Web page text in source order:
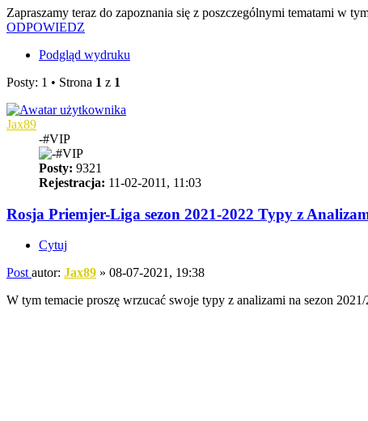
Zapraszamy teraz do zapoznania się z poszczególnymi tematami w
ODPOWIEDZ
Podgląd wydruku
Posty: 1 • Strona 1 z 1
Jax89
-#VIP
Posty: 9321
Rejestracja: 11-02-2011, 11:03
Rosja Priemjer-Liga sezon 2021-2022 Typy z
Cytuj
Post autor: Jax89 » 08-07-2021, 19:38
W tym temacie proszę wrzucać swoje typy z analizami na sezon 2021/